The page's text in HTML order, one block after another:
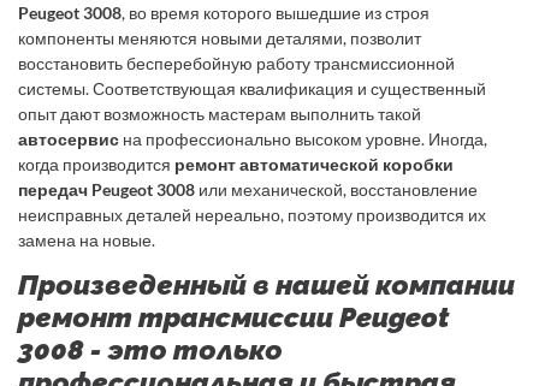
Peugeot 3008, во время которого вышедшие из строя
компоненты меняются новыми деталями, позволит
восстановить бесперебойную работу трансмиссионной
системы. Соответствующая квалификация и существенный
опыт дают возможность мастерам выполнить такой
автосервис на профессионально высоком уровне. Иногда,
когда производится ремонт автоматической коробки
передач Peugeot 3008 или механической, восстановление
неисправных деталей нереально, поэтому производится их
замена на новые.
Произведенный в нашей компании
ремонт трансмиссии Peugeot
3008 - это только